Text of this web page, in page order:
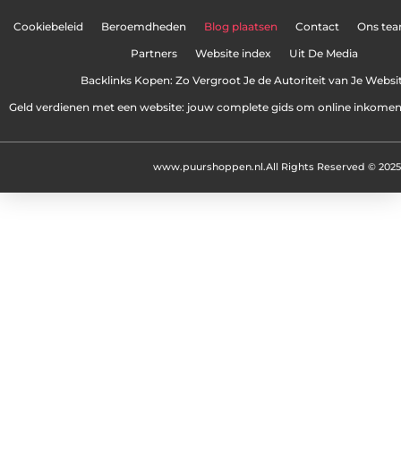
Cookiebeleid Beroemdheden Blog plaatsen Contact Ons
Partners Website index Uit De Media
Backlinks Kopen: Zo Vergroot Je de Autoriteit van Je
Geld verdienen met een website: jouw complete gids om online
All Rights Reserved © 2025
www.puurshoppen.nl.